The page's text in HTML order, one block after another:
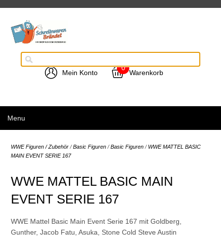
Mein Konto
0
Warenkorb
Menu
WWE Figuren / Zubehör /Basic Figuren /Basic Figuren / WWE MATTEL BASIC
MAIN EVENT SERIE 167
WWE MATTEL BASIC MAIN
EVENT SERIE 167
WWE Mattel Basic Main Event Serie 167 mit Goldberg,
Gunther, Jacob Fatu, Asuka, Stone Cold Steve Austin